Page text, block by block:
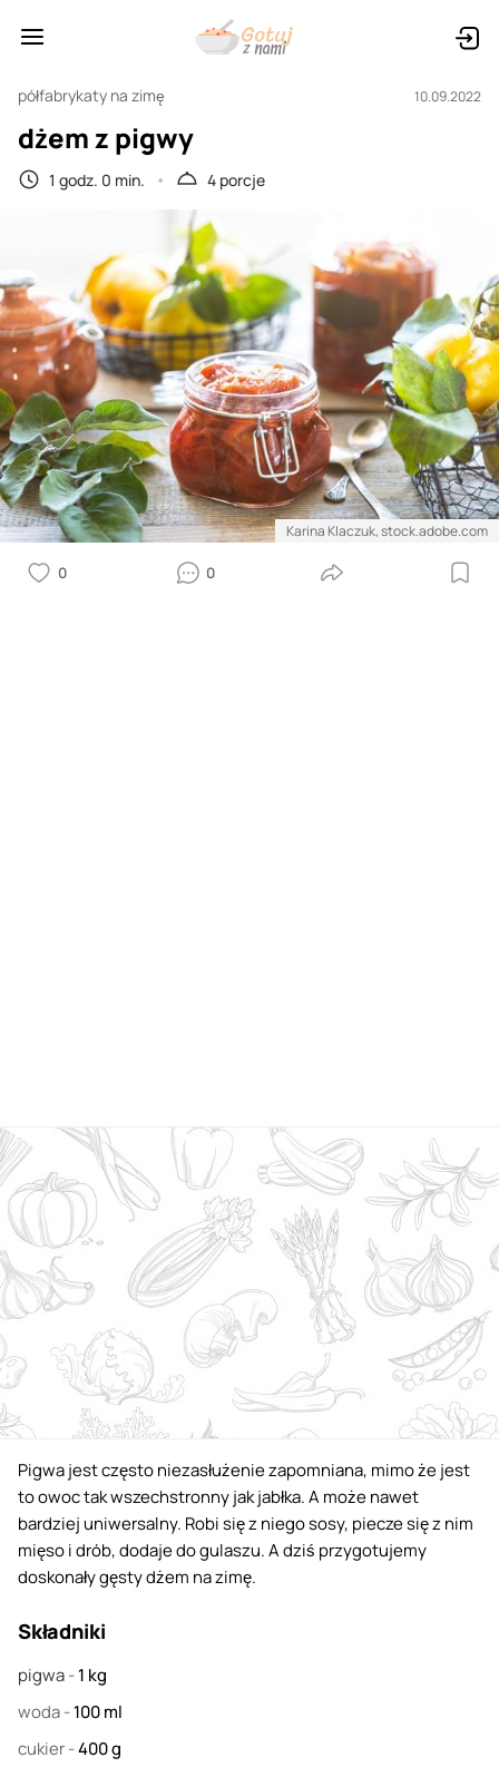
półfabrykaty na zimę 10.09.2022
dżem z pigwy
1 godz. 0 min. 4 porcje
Karina Klaczuk, stock.adobe.com
0 0
Pigwa jest często niezasłużenie zapomniana, mimo że jest
to owoc tak wszechstronny jak jabłka. A może nawet
bardziej uniwersalny. Robi się z niego sosy, piecze się z nim
mięso i drób, dodaje do gulaszu. A dziś przygotujemy
doskonały gęsty dżem na zimę.
Składniki
pigwa-1 kg
woda-100ml
cukier-400g